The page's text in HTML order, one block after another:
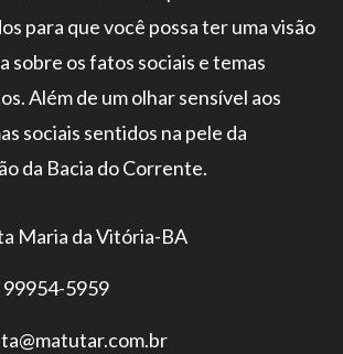
para que você possa ter uma visão
sobre os fatos sociais e temas
Além de um olhar sensível aos
sociais sentidos na pele da
da Bacia do Corrente.
Maria da Vitória-BA
99954-5959